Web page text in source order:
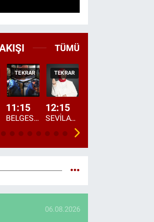
TÜMÜ
TEKRAR
11:15
BELGESEL: "ÜLKE'NİN ALIN TERİ"
TEKRAR
12:15
SEVİLAY SUNGUR İLE ELİMİN BEREKETİ
06.08.2026